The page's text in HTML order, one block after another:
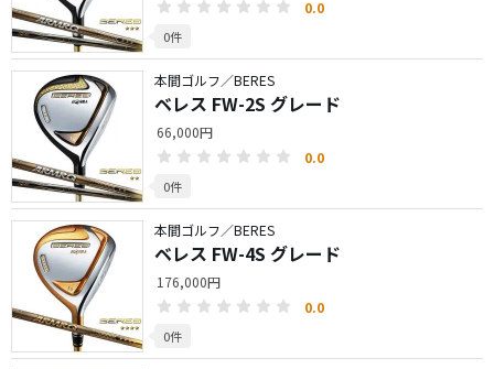
0.0
0件
本間ゴルフ／BERES
ベレス FW-2S グレード
66,000円
0.0
0件
本間ゴルフ／BERES
ベレス FW-4S グレード
176,000円
0.0
0件